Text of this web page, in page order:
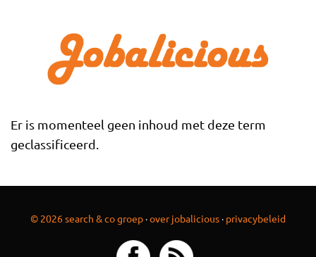
Er is momenteel geen inhoud met deze term
geclassificeerd.
© 2026 search & co groep ·over jobalicious · privacybeleid